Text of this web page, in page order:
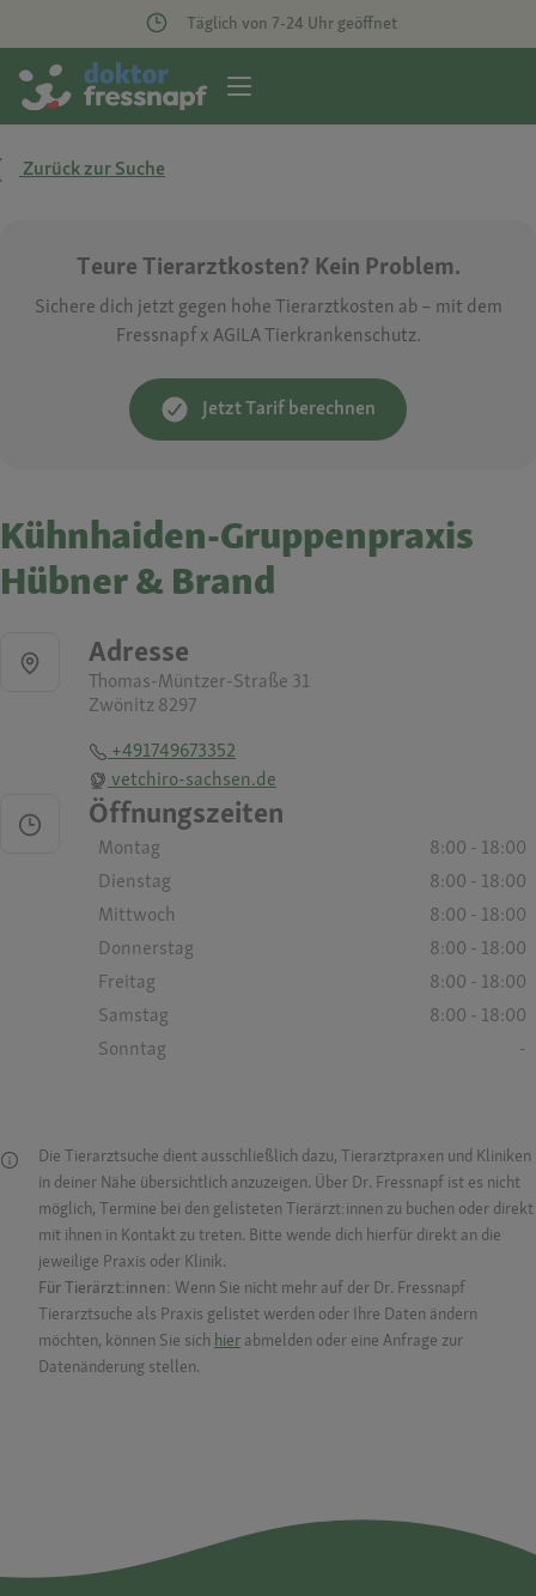
Täglich von 7-24 Uhr geöffnet
Zurück zur Suche
Teure Tierarztkosten? Kein Problem.
Sichere dich jetzt gegen hohe Tierarztkosten ab – mit dem
Fressnapf x AGILA Tierkrankenschutz.
Jetzt Tarif berechnen
Kühnhaiden-Gruppenpraxis
Hübner & Brand
Adresse
Thomas-Müntzer-Straße 31
Zwönitz 8297
+491749673352
vetchiro-sachsen.de
Öffnungszeiten
Montag
8:00 - 18:00
Dienstag
8:00 - 18:00
Mittwoch
8:00 - 18:00
Donnerstag
8:00 - 18:00
Freitag
8:00 - 18:00
Samstag
8:00 - 18:00
Sonntag
-
Die Tierarztsuche dient ausschließlich dazu, Tierarztpraxen und Kliniken
in deiner Nähe übersichtlich anzuzeigen. Über Dr. Fressnapf ist es nicht
möglich, Termine bei den gelisteten Tierärzt:innen zu buchen oder direkt
mit ihnen in Kontakt zu treten. Bitte wende dich hierfür direkt an die
jeweilige Praxis oder Klinik.
Für Tierärzt:innen: Wenn Sie nicht mehr auf der Dr. Fressnapf
Tierarztsuche als Praxis gelistet werden oder Ihre Daten ändern
möchten, können Sie sich hier abmelden oder eine Anfrage zur
Datenänderung stellen.